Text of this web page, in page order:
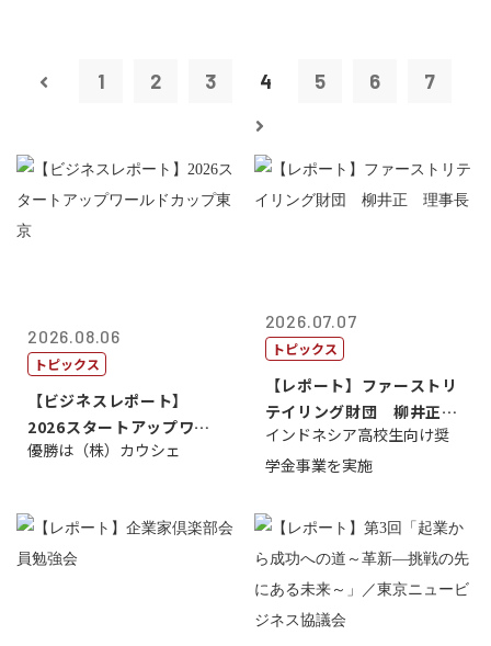
1 2 3 4 5 6 7
2026.08.06
トピックス
【ビジネスレポート】
2026スタートアップワー
ルドカップ東京
優勝は（株）カウシェ
2026.07.07
トピックス
【レポート】ファーストリ
テイリング財団 柳井正
理事長
インドネシア高校生向け奨
学金事業を実施